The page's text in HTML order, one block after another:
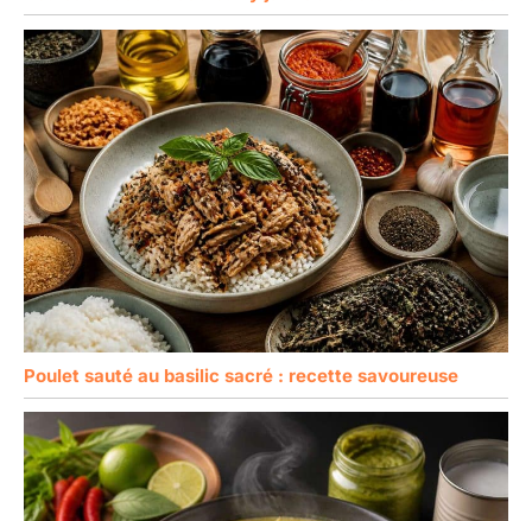
Poulet sauté au basilic sacré : recette savoureuse